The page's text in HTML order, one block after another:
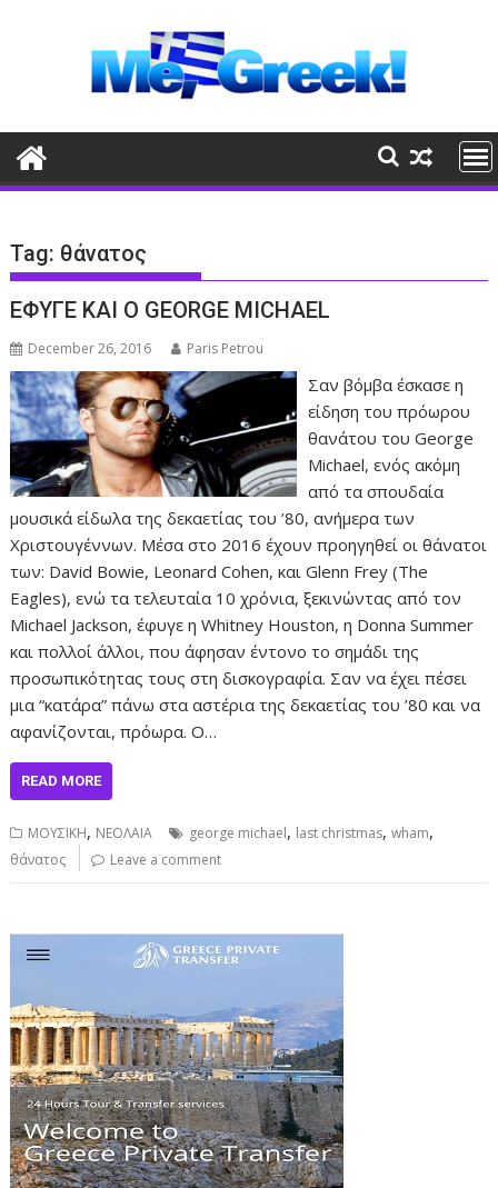
Tag: θάνατος
ΕΦΥΓΕ ΚΑΙ Ο GEORGE MICHAEL
December 26, 2016 Paris Petrou
Σαν βόμβα έσκασε η
είδηση του πρόωρου
θανάτου του George
Michael, ενός ακόμη
από τα σπουδαία
μουσικά είδωλα της δεκαετίας του ’80, ανήμερα των
Χριστουγέννων. Μέσα στο 2016 έχουν προηγηθεί οι θάνατοι
των: David Bowie, Leonard Cohen, και Glenn Frey (The
Eagles), ενώ τα τελευταία 10 χρόνια, ξεκινώντας από τον
Michael Jackson, έφυγε η Whitney Houston, η Donna Summer
και πολλοί άλλοι, που άφησαν έντονο το σημάδι της
προσωπικότητας τους στη δισκογραφία. Σαν να έχει πέσει
μια “κατάρα” πάνω στα αστέρια της δεκαετίας του ’80 και να
αφανίζονται, πρόωρα. O…
READ MORE
ΜΟΥΣΙΚΗ, ΝΕΟΛΑΙΑ george michael, last christmas,wham,
θάνατος Leave a comment